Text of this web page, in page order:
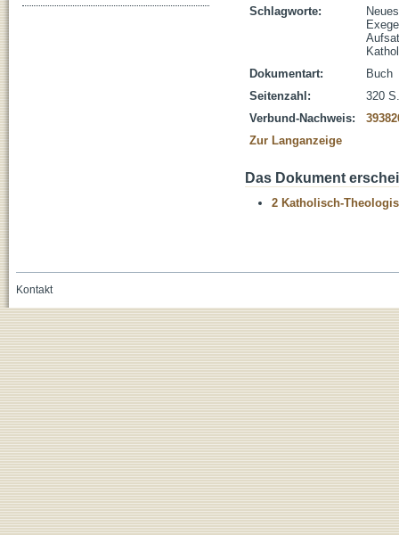
Schlagworte:
Dokumentart:
Buch
Seitenzahl:
320
Verbund-Nachweis:
Zur Langanzeige
Das Dokument
2 Katholisch-
Kontakt